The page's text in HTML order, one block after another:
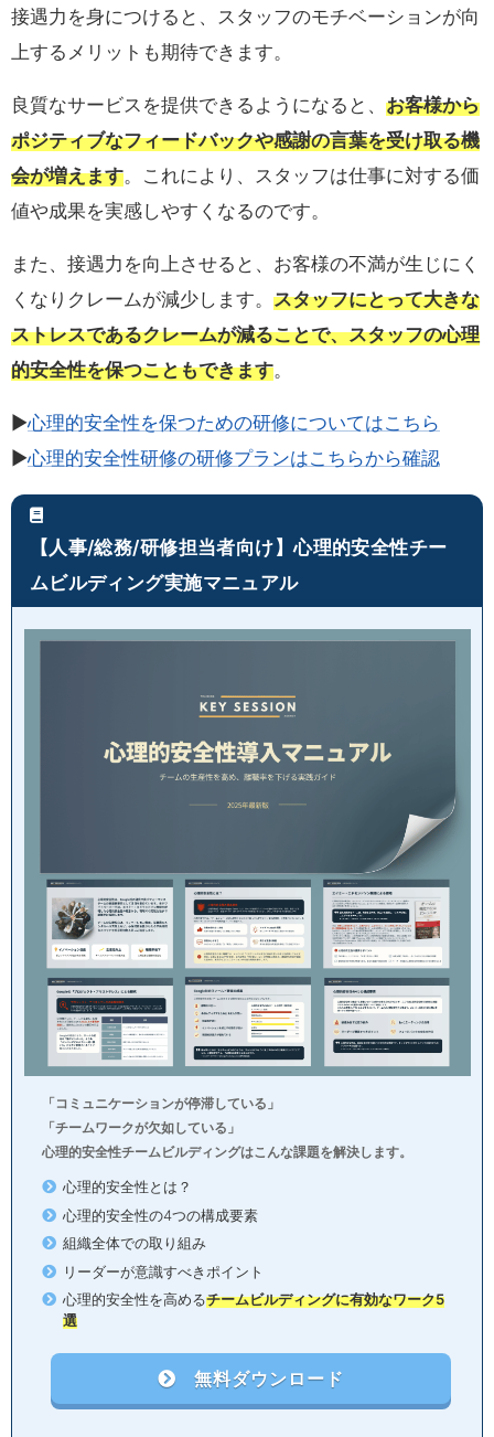
接遇力を身につけると、スタッフのモチベーションが向
上するメリットも期待できます。
良質なサービスを提供できるようになると、 お客様から
ポジティブなフィードバックや感謝の言葉を受け取る機
会が増えます。これにより、スタッフは仕事に対する価
値や成果を実感しやすくなるのです。
また、接遇力を向上させると、お客様の不満が生じにく
くなりクレームが減少します。 スタッフにとって大きな
ストレスであるクレームが減ることで、スタッフの心理
的安全性を保つこともできます。
▶心理的安全性を保つための研修についてはこちら
▶︎心理的安全性研修の研修プランはこちらから確認
【人事/総務/研修担当者向け】心理的安全性チー
ムビルディング実施マニュアル
「コミュニケーションが停滞している」
「チームワークが欠如している」
心理的安全性チームビルディングはこんな課題を解決します。
心理的安全性とは？
心理的安全性の4つの構成要素
組織全体での取り組み
リーダーが意識すべきポイント
心理的安全性を高めるチームビルディングに有効なワーク5
選
無料ダウンロード